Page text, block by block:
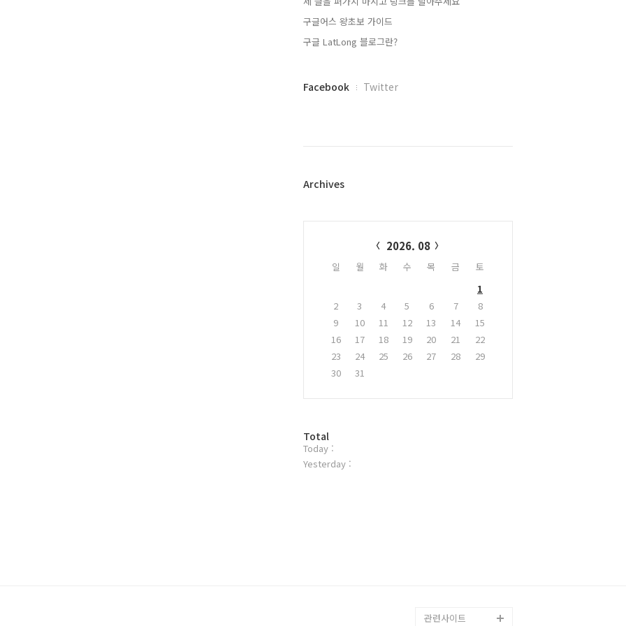
구글어스 왕초보 가이드
구글 LatLong 블로그란?
페
플
Facebook Twitter
Archives
2026. 08
일 월 화 수 목 금
토
1
2
3 4 5 6 7
8
9
10 11 12 13 14
15
16
17 18 19 20 21
22
23
24 25 26 27 28
29
30
31
방
문
자
Total
Today :
Yesterday :
관련사이트